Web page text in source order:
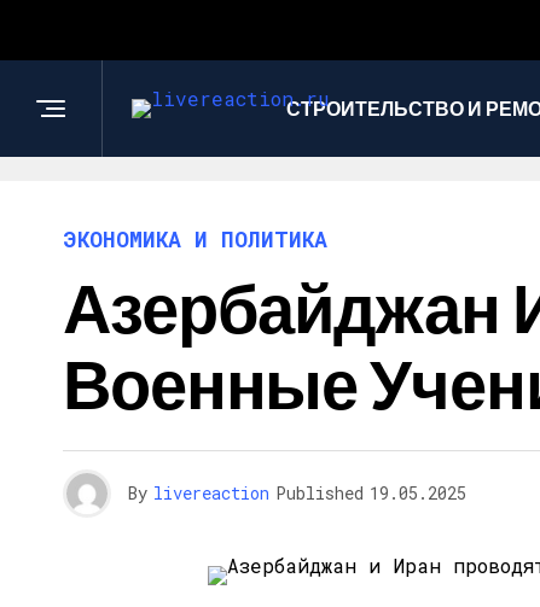
СТРОИТЕЛЬСТВО И
ЭКОНОМИКА И ПОЛИТИКА
Азербайджан
Военные
By livereaction Published 19.05.2025